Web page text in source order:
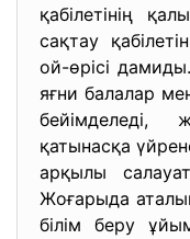
қабілетінің
сақтау
ой-өрісі
яғни балалар
қатынасқа
арқылы
Жоғарыда
білім беру